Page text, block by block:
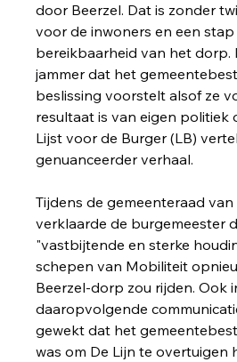
door Beerzel. Dat is zonder
voor de inwoners en een
bereikbaarheid van het dorp.
jammer dat het
beslissing voorstelt alsof ze
resultaat is van eigen politiek
Lijst voor de Burger (LB)
genuanceerder verhaal.
Tijdens de gemeenteraad
verklaarde de burgemeester
"vastbijtende en sterke
schepen van Mobiliteit
Beerzel-dorp zou rijden. Ook
daaropvolgende
gewekt dat het
was om De Lijn te overtuigen